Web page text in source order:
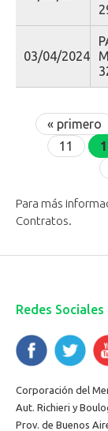
03/04/2024
Páginas« primero
11
Para más
Contratos.
Redes Sociales
Corporación del
Aut. Richieri y
Prov. de Buenos